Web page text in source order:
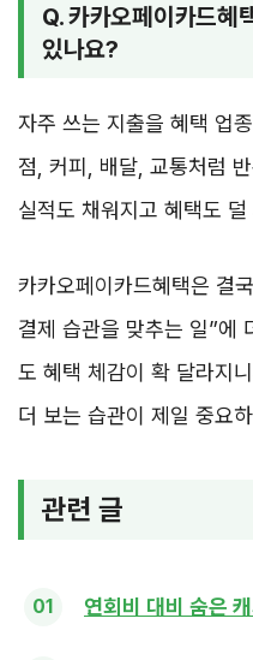
Q. 카카오페이카드혜
있나요?
자주 쓰는 지출을 혜택 업
점, 커피, 배달, 교통처럼
실적도 채워지고 혜택도 덜
카카오페이카드혜택은 결
결제 습관을 맞추는 일”에
도 혜택 체감이 확 달라지
더 보는 습관이 제일 중요
관련 글
연회비 대비 숨은